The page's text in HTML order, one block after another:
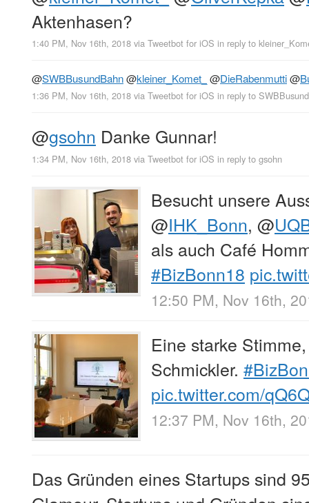
Aktenhasen?
1:40 PM, Nov 16th, 2018 via Tweetbot for iΟS in reply to
@SWBBusundBahn@kleiner_Komet_ @DieRabenmutti@
1:36 PM, Nov 16th, 2018 via Tweetbot for iΟS in reply to
@gsohn Danke Gunnar!
1:34 PM, Nov 16th, 2018 via Tweetbot for iΟS in reply to gsohn
Besucht unsere
@IHK_Bonn, @
als auch Café
#BizBonn18
12:50 PM, Nov 16th,
Eine starke
Schmickler.
pic.twitter.com/
12:37 PM, Nov 16th,
Das Gründen eines Startups sind